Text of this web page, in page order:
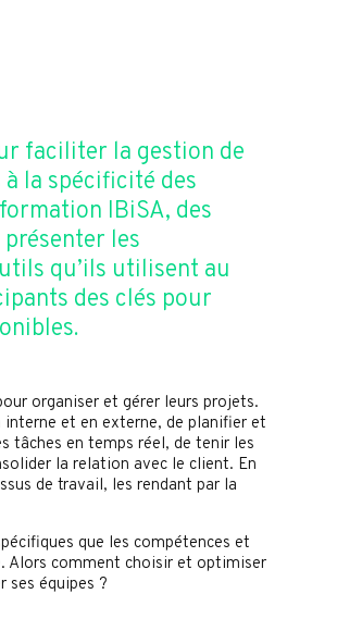
faciliter la gestion de
la spécificité des
IBiSA, des
les
qu’ils utilisent au
des clés pour
organiser et gérer leurs projets.
et en externe, de planifier et
tâches en temps réel, de tenir les
la relation avec le client. En
de travail, les rendant par la
que les compétences et
Alors comment choisir et optimiser
équipes ?